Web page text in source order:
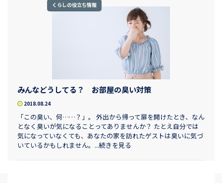
くらしの役立ち情報
みんなどうしてる？ お部屋の臭い対策
2018.08.24
「この臭い、何……？」。 外出から帰って扉を開けたとき、なん
となく臭いが気になることってありませんか？ たとえ自分では
気になっていなくても、あなたの家を訪れたゲストは臭いに気づ
いているかもしれません。...続きを見る